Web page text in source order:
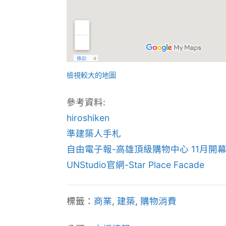
檢視較大的地圖
參考資料:
hiroshiken
準建築人手札
自由電子報-高雄頂級購物中心 11月開
UNStudio官網-Star Place Facade
標籤： 商業, 建築, 購物消費